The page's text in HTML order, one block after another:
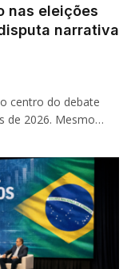
nas eleições
narrativa
centro do debate
de 2026. Mesmo…